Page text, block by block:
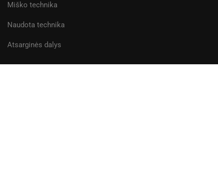
Miško technika
Naudota technika
Atsarginės dalys